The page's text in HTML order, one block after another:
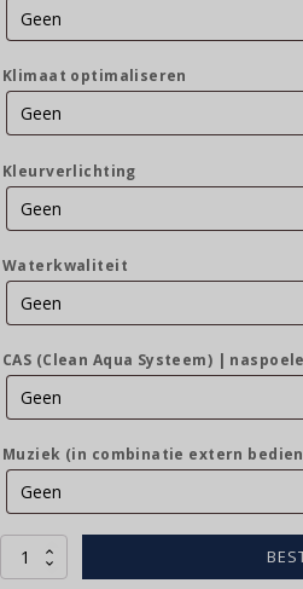
Klimaat optimaliseren
Kleurverlichting
Waterkwaliteit
CAS (Clean Aqua Systeem) |
Muziek (in combinatie extern
Cleo
Vital